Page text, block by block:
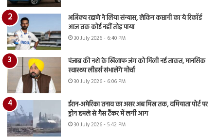
अजिंक्य रहाणे ने लिया संन्यास, लेकिन कप्तानी का ये रिकॉर्ड
आज तक कोई नहीं तोड़ पाया
30 July 2026 - 6:40 PM
पंजाब की नशे के खिलाफ जंग को मिली नई ताकत, मानसिक
स्वास्थ्य लीडर्स संभालेंगे मोर्चा
30 July 2026 - 6:06 PM
ईरान-अमेरिका तनाव का असर अब मिस्र तक, दमियाता पोर्ट पर
ड्रोन हमले से गैस टैंकर में लगी आग
30 July 2026 - 5:42 PM